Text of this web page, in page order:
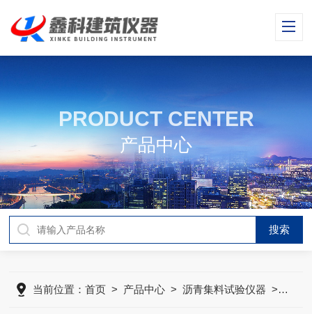
PRODUCT CENTER
产品中心
当前位置：首页 > 产品中心 >沥青集料试验仪器 > 针片